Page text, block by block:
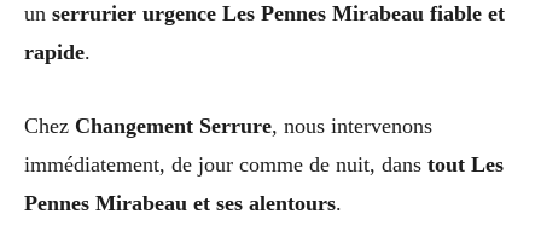
un serrurier urgence Les Pennes Mirabeau fiable et
rapide.
Chez Changement Serrure, nous intervenons
immédiatement, de jour comme de nuit, dans tout Les
Pennes Mirabeau et ses alentours.